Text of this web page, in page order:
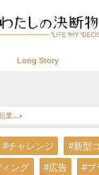
Long Story
業
#チャレンジ #新型
ング #広告 #ブ